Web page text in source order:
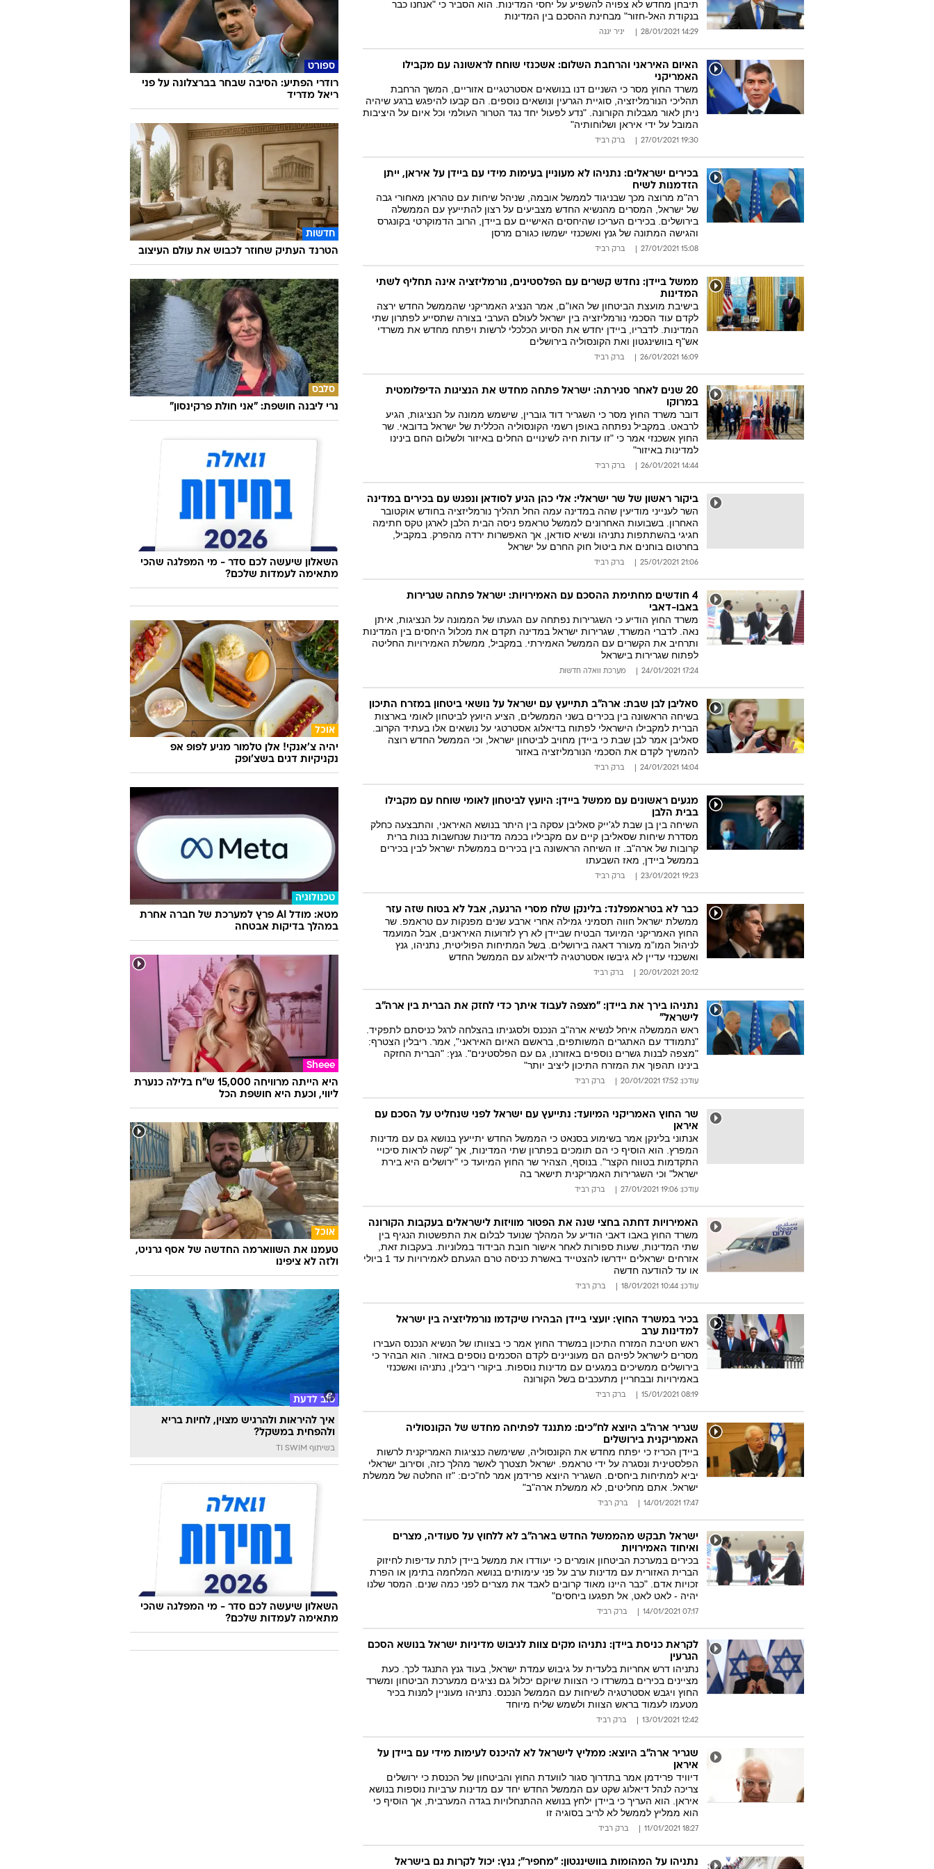
תיבחן מחדש לא צפויה להשפיע על יחסי המדינות. הוא הסביר כי "אנחנו כבר
בנקודת האל-חזור" מבחינת ההסכם בין המדינות
14:29 28/01/2021 יניר יגנה
האיום האיראני והרחבת השלום: אשכנזי שוחח לראשונה עם מקבילו
האמריקני
משרד החוץ מסר כי השניים דנו בנושאים אסטרטגיים אזוריים, המשך הרחבת
תהליכי הנורמליזציה, סוגיית הגרעין ונושאים נוספים. הם קבעו להיפגש ברגע שיהיה
ניתן לאור מגבלות הקורונה. "נדע לפעול יחד נגד הטרור העולמי וכל איום על היציבות
המובל על ידי איראן ושלוחותיה"
19:30 27/01/2021 ברק רביד
בכירים ישראלים: נתניהו לא מעוניין בעימות מידי עם ביידן על איראן, ייתן
הזדמנות לשיח
רה"מ מרוצה מכך שבניגוד לממשל אובמה, שניהל שיחות עם טהראן מאחורי גבה
של ישראל, המסרים מהנשיא החדש מצביעים על רצון להתייעץ עם הממשלה
בירושלים. בכירים העריכו שהיחסים האישיים עם ביידן, הרוב הדמוקרטי בקונגרס
והגישה המתונה של גנץ ואשכנזי ישמשו כגורם מרסן
15:08 27/01/2021 ברק רביד
ממשל ביידן: נחדש קשרים עם הפלסטינים, נורמליזציה אינה תחליף לשתי
המדינות
בישיבת מועצת הביטחון של האו"ם, אמר הנציג האמריקני שהממשל החדש ירצה
לקדם עוד הסכמי נורמליזציה בין ישראל לעולם הערבי בצורה שתסייע לפתרון שתי
המדינות. לדבריו, ביידן יחדש את הסיוע הכלכלי לרשות ויפתח מחדש את משרדי
אש"ף בוושינגטון ואת הקונסוליה בירושלים
16:09 26/01/2021 ברק רביד
20 שנים לאחר סגירתה: ישראל פתחה מחדש את הנציגות הדיפלומטית
במרוקו
דובר משרד החוץ מסר כי השגריר דוד גוברין, שישמש ממונה על הנציגות, הגיע
לרבאט. במקביל נפתחה באופן רשמי הקונסוליה הכללית של ישראל בדובאי. שר
החוץ אשכנזי אמר כי "זו עדות חיה לשינויים החלים באיזור ולשלום החם בינינו
למדינות באיזור"
14:44 26/01/2021 ברק רביד
ביקור ראשון של שר ישראלי: אלי כהן הגיע לסודאן ונפגש עם בכירים במדינה
השר לענייני מודיעין שהה במדינה עמה החל תהליך נורמליזציה בחודש אוקטובר
האחרון. בשבועות האחרונים לממשל טראמפ ניסה הבית הלבן לארגן טקס חתימה
חגיגי בהשתתפות נתניהו ונשיא סודאן, אך האפשרות ירדה מהפרק. במקביל,
בחרטום בוחנים את ביטול חוק החרם על ישראל
21:06 25/01/2021 ברק רביד
4 חודשים מחתימת ההסכם עם האמירויות: ישראל פתחה שגרירות
באבו-דאבי
משרד החוץ הודיע כי השגרירות נפתחה עם הגעתו של הממונה על הנציגות, איתן
נאה. לדברי המשרד, שגרירות ישראל במדינה תקדם את מכלול היחסים בין המדינות
ותרחיב את הקשרים עם הממשל האמירתי. במקביל, ממשלת האמירויות החליטה
לפתוח שגרירות בישראל
17:24 24/01/2021 מערכת וואלה חדשות
סאליבן לבן שבת: ארה"ב תתייעץ עם ישראל על נושאי ביטחון במזרח התיכון
בשיחה הראשונה בין בכירים בשני הממשלים, הציע היועץ לביטחון לאומי בארצות
הברית למקבילו הישראלי לפתוח בדיאלוג אסטרטגי על נושאים אלו בעתיד הקרוב.
סאליבן אמר לבן שבת כי ביידן מחויב לביטחון ישראל, וכי הממשל החדש רוצה
להמשיך לקדם את הסכמי הנורמליזציה באזור
14:04 24/01/2021 ברק רביד
מגעים ראשונים עם ממשל ביידן: היועץ לביטחון לאומי שוחח עם מקבילו
בבית הלבן
השיחה בין בן שבת לג'ייק סאליבן עסקה בין היתר בנושא האיראני, והתבצעה כחלק
מסדרת שיחות שסאליבן קיים עם מקביליו בכמה מדינות שנחשבות בנות ברית
קרובות של ארה"ב. זו השיחה הראשונה בין בכירים בממשלת ישראל לבין בכירים
בממשל ביידן, מאז השבעתו
19:23 23/01/2021 ברק רביד
כבר לא בטראמפלנד: בלינקן שלח מסרי הרגעה, אבל לא בטוח שזה עזר
ממשלת ישראל חווה תסמיני גמילה אחרי ארבע שנים מפנקות עם טראמפ. שר
החוץ האמריקני המיועד הבטיח שביידן לא רץ לזרועות האיראנים, אבל המועמד
לניהול המו"מ מעורר דאגה בירושלים. בשל המתיחות הפוליטית, נתניהו, גנץ
ואשכנזי עדיין לא גיבשו אסטרטגיה לדיאלוג עם הממשל החדש
20:12 20/01/2021 ברק רביד
נתניהו בירך את ביידן: "מצפה לעבוד איתך כדי לחזק את הברית בין ארה"ב
לישראל"
ראש הממשלה איחל לנשיא ארה"ב הנכנס ולסגניתו בהצלחה לרגל כניסתם לתפקיד.
"נתמודד עם האתגרים המשותפים, בראשם האיום האיראני", אמר. ריבלין הצטרף:
"מצפה לבנות גשרים נוספים באזורנו, גם עם הפלסטינים". גנץ: "הברית החזקה
בינינו תהפוך את המזרח התיכון ליציב יותר"
עודכן: 17:52 20/01/2021 ברק רביד
שר החוץ האמריקני המיועד: נתייעץ עם ישראל לפני שנחליט על הסכם עם
איראן
אנתוני בלינקן אמר בשימוע בסנאט כי הממשל החדש יתייעץ בנושא גם עם מדינות
המפרץ. הוא הוסיף כי הם תומכים בפתרון שתי המדינות, אך "קשה לראות סיכויי
התקדמות בטווח הקצר". בנוסף, הצהיר שר החוץ המיועד כי "ירושלים היא בירת
ישראל" וכי השגרירות האמריקנית תישאר בה
עודכן: 19:06 27/01/2021 ברק רביד
האמירויות דחתה בחצי שנה את הפטור מוויזות לישראלים בעקבות הקורונה
משרד החוץ באבו דאבי הודיע על המהלך שנועד לבלום את התפשטות הנגיף בין
שתי המדינות, שעות ספורות לאחר אישור חובת הבידוד במלוניות. בעקבות זאת,
אזרחים ישראלים יידרשו להצטייד באשרת כניסה טרם הגעתם לאמירויות עד 1 ביולי
או עד להודעה חדשה
עודכן: 10:44 18/01/2021 ברק רביד
בכיר במשרד החוץ: יועצי ביידן הבהירו שיקדמו נורמליזציה בין ישראל
למדינות ערב
ראש חטיבת המזרח התיכון במשרד החוץ אמר כי בצוותו של הנשיא הנכנס העבירו
מסרים לישראל לפיהם הם מעוניינים לקדם הסכמים נוספים באזור. הוא הבהיר כי
בירושלים ממשיכים במגעים עם מדינות נוספות. ביקורי ריבלין, נתניהו ואשכנזי
באמירויות ובבחריין מתעכבים בשל הקורונה
08:19 15/01/2021 ברק רביד
שגריר ארה"ב היוצא לח"כים: מתנגד לפתיחה מחדש של הקונסוליה
האמריקנית בירושלים
ביידן הכריז כי יפתח מחדש את הקונסוליה, ששימשה כנציגות האמריקנית לרשות
הפלסטינית ונסגרה על ידי טראמפ. ישראל תצטרך לאשר מהלך כזה, וסירוב ישראלי
יביא למתיחות ביחסים. השגריר היוצא פרידמן אמר לח"כים: "זו החלטה של ממשלת
ישראל. אתם מחליטים, לא ממשלת ארה"ב"
17:47 14/01/2021 ברק רביד
ישראל תבקש מהממשל החדש בארה"ב לא ללחוץ על סעודיה, מצרים
ואיחוד האמירויות
בכירים במערכת הביטחון אומרים כי יעודדו את ממשל ביידן לתת עדיפות לחיזוק
הברית האזורית עם מדינות ערב על פני עימותים בנושא המלחמה בתימן או הפרת
זכויות אדם. "כבר היינו מאוד קרובים לאבד את מצרים לפני כמה שנים. המסר שלנו
יהיה - לאט לאט, אל תפגעו ביחסים"
07:17 14/01/2021 ברק רביד
לקראת כניסת ביידן: נתניהו מקים צוות לגיבוש מדיניות ישראל בנושא הסכם
הגרעין
נתניהו דרש אחריות בלעדית על גיבוש עמדת ישראל, בעוד גנץ התנגד לכך. כעת
מציינים בכירים במשרדו כי הצוות שיוקם יכלול גם נציגים ממערכת הביטחון ומשרד
החוץ ויגבש אסטרטגיה לשיחות עם הממשל הנכנס. נתניהו מעוניין למנות בכיר
מטעמו לעמוד בראש הצוות ולשמש שליח מיוחד
12:42 13/01/2021 ברק רביד
שגריר ארה"ב היוצא: ממליץ לישראל לא להיכנס לעימות מידי עם ביידן על
איראן
דיוויד פרידמן אמר בתדרוך סגור לוועדת החוץ והביטחון של הכנסת כי ירושלים
צריכה לנהל דיאלוג שקט עם הממשל החדש יחד עם מדינות ערביות נוספות בנושא
איראן. הוא העריך כי ביידן ילחץ בנושא ההתנחלויות בגדה המערבית, אך הוסיף כי
הוא ממליץ לממשל לא לריב בסוגיה זו
18:27 11/01/2021 ברק רביד
נתניהו על המהומות בוושינגטון: "מחפיר"; גנץ: יכול לקרות גם בישראל
ספורט
רודרי הפתיע: הסיבה שבחר בברצלונה על פני
ריאל מדריד
חדשות
הטרנד העתיק שחוזר לכבוש את עולם העיצוב
סלבס
נרי ליבנה חושפת: "אני חולת פרקינסון"
השאלון שיעשה לכם סדר - מי המפלגה שהכי
מתאימה לעמדות שלכם?
אוכל
יהיה צ'אנקי! אלן טלמור מגיע לפופ אפ
נקניקיות דגים בשצ'ופק
טכנולוגיה
מטא: מודל AI פרץ למערכת של חברה אחרת
במהלך בדיקות אבטחה
Sheee
היא הייתה מרוויחה 15,000 ש"ח בלילה כנערת
ליווי, וכעת היא חושפת הכל
אוכל
טעמנו את השווארמה החדשה של אסף גרניט,
ולזה לא ציפינו
טוב לדעת
איך להיראות ולהרגיש מצוין, לחיות בריא
ולהפחית במשקל?
בשיתוף TI SWIM
השאלון שיעשה לכם סדר - מי המפלגה שהכי
מתאימה לעמדות שלכם?